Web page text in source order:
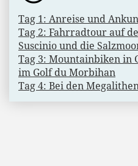
Tag 1: Anreise und
Tag 2: Fahrradtour auf
Suscinio und die
Tag 3: Mountainbiken in
im Golf du Morbihan
Tag 4: Bei den